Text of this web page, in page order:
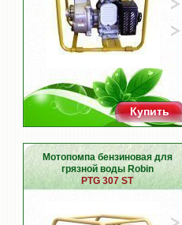
Купить
Мотопомпа бензиновая для
грязной воды Robin
PTG 307 ST